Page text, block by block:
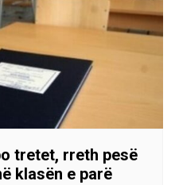
tretet, rreth pesë
klasën e parë